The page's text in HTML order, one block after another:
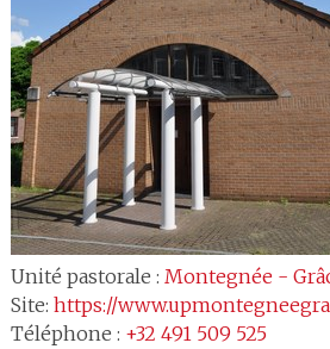
Unité pastorale : Montegnée -
Site: https://
Téléphone : +32 491 509 525